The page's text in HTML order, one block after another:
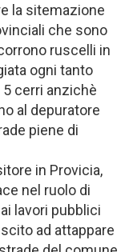
la sitemazione
che sono
ruscelli in
ogni tanto
cerri anzichè
al depuratore
piene di
in Provicia,
nel ruolo di
lavori pubblici
ad attappare